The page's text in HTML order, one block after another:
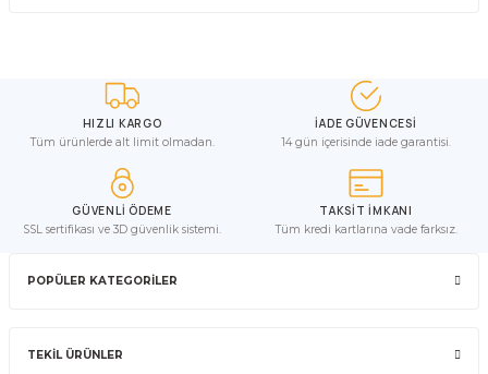
HIZLI KARGO
Tüm ürünlerde alt limit olmadan.
İADE GÜVENCESİ
14 gün içerisinde iade garantisi.
GÜVENLİ ÖDEME
SSL sertifikası ve 3D güvenlik sistemi.
TAKSİT İMKANI
Tüm kredi kartlarına vade farksız.
POPÜLER KATEGORİLER
TEKİL ÜRÜNLER